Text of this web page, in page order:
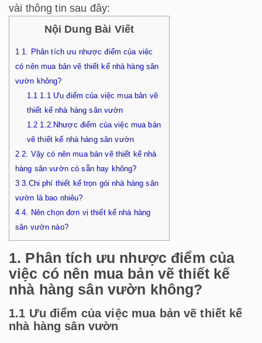
vài thông tin sau đây:
Nội Dung Bài Viết
1 1. Phân tích ưu nhược điểm của việc
có nên mua bản vẽ thiết kế nhà hàng sân
vườn không?
1.1 1.1 Ưu điểm của việc mua bản vẽ
thiết kế nhà hàng sân vườn
1.2 1.2.Nhược điểm của việc mua bản
vẽ thiết kế nhà hàng sân vườn
2 2. Vậy có nên mua bản vẽ thiết kế nhà
hàng sân vườn có sẵn hay không?
3 3.Chi phí thiết kế trọn gói nhà hàng sân
vườn là bao nhiêu?
4 4. Nên chọn đơn vị thiết kế nhà hàng
sân vườn nào?
1. Phân tích ưu nhược điểm của
việc có nên mua bản vẽ thiết kế
nhà hàng sân vườn không?
1.1 Ưu điểm của việc mua bản vẽ thiết kế
nhà hàng sân vườn